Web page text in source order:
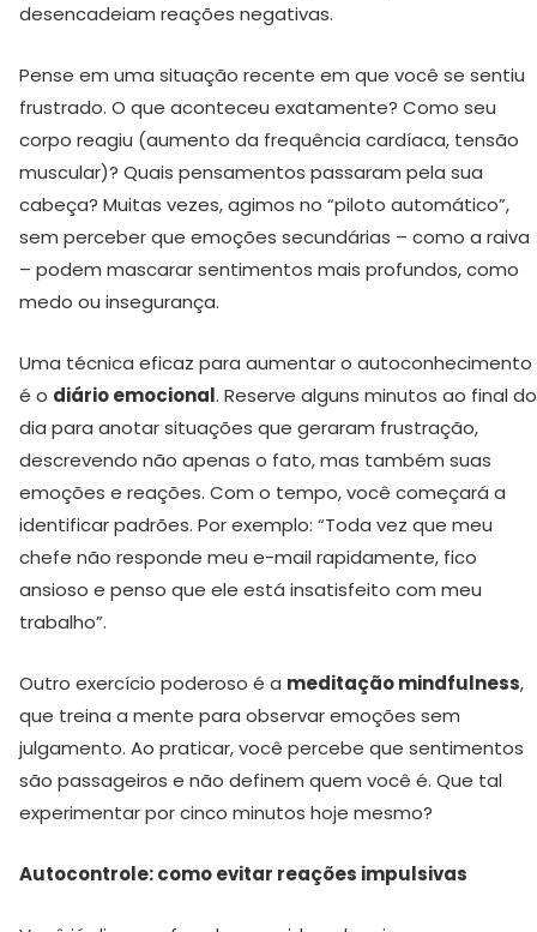
desencadeiam reações negativas.
Pense em uma situação recente em que você se sentiu
frustrado. O que aconteceu exatamente? Como seu
corpo reagiu (aumento da frequência cardíaca, tensão
muscular)? Quais pensamentos passaram pela sua
cabeça? Muitas vezes, agimos no “piloto automático”,
sem perceber que emoções secundárias – como a raiva
– podem mascarar sentimentos mais profundos, como
medo ou insegurança.
Uma técnica eficaz para aumentar o autoconhecimento
é o diário emocional. Reserve alguns minutos ao final do
dia para anotar situações que geraram frustração,
descrevendo não apenas o fato, mas também suas
emoções e reações. Com o tempo, você começará a
identificar padrões. Por exemplo: “Toda vez que meu
chefe não responde meu e-mail rapidamente, fico
ansioso e penso que ele está insatisfeito com meu
trabalho”.
Outro exercício poderoso é a meditação mindfulness,
que treina a mente para observar emoções sem
julgamento. Ao praticar, você percebe que sentimentos
são passageiros e não definem quem você é. Que tal
experimentar por cinco minutos hoje mesmo?
Autocontrole: como evitar reações impulsivas